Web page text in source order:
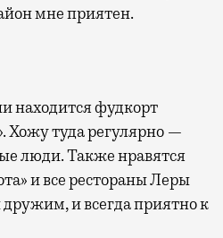
мне приятен.
находится фудкорт
Хожу туда регулярно —
люди. Также нравятся
и все рестораны Леры
и всегда приятно к